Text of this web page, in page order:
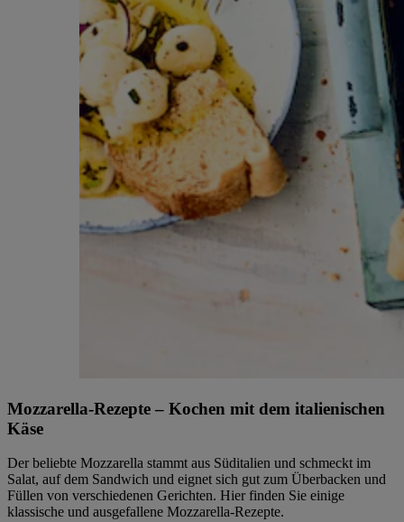
Mozzarella-Rezepte – Kochen mit dem italienischen
Käse
Der beliebte Mozzarella stammt aus Süditalien und schmeckt im
Salat, auf dem Sandwich und eignet sich gut zum Überbacken und
Füllen von verschiedenen Gerichten. Hier finden Sie einige
klassische und ausgefallene Mozzarella-Rezepte.